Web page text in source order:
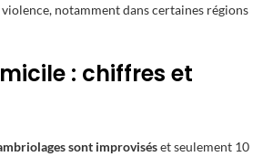
notamment dans certaines régions
: chiffres et
sont improviséset seulement 10